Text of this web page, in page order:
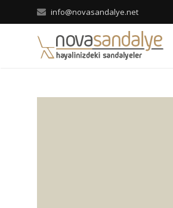
info@novasandalye.net